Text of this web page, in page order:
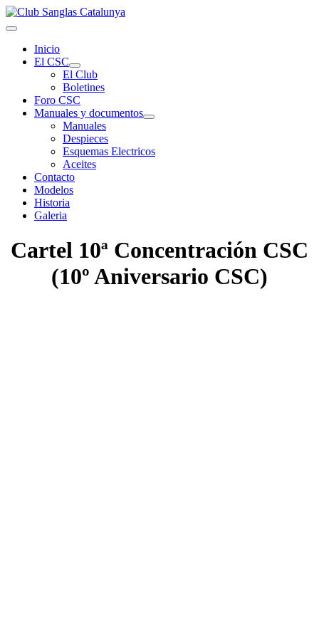
Inicio
El CSC
El Club
Boletines
Foro CSC
Manuales y documentos
Manuales
Despieces
Esquemas Electricos
Aceites
Contacto
Modelos
Historia
Galeria
Cartel 10ª Concentración CSC
(10º Aniversario CSC)